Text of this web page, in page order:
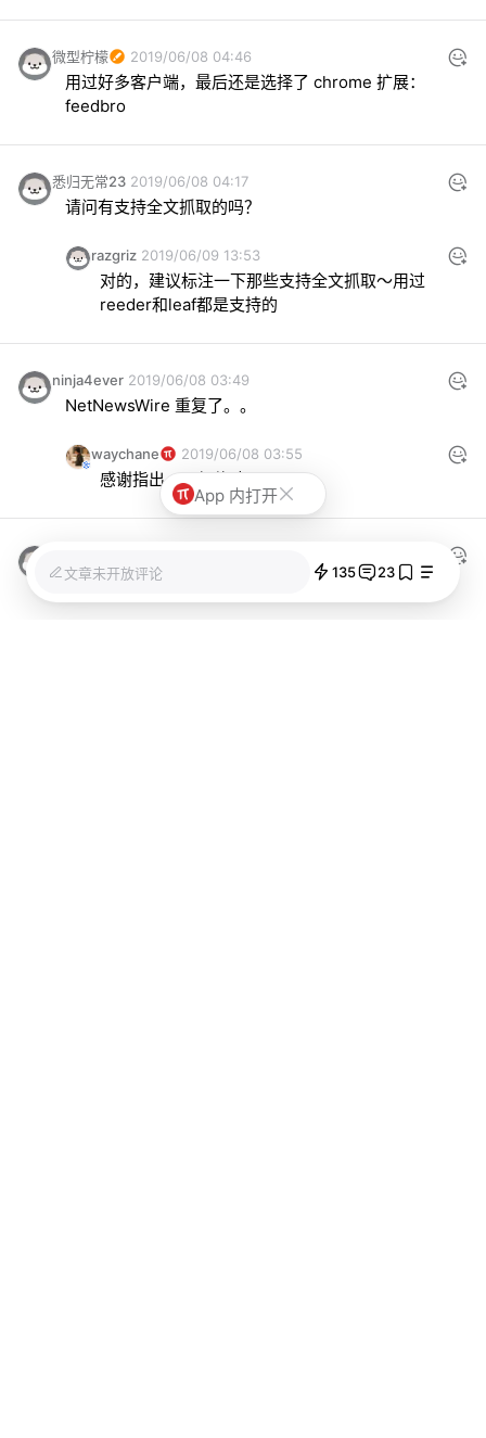
微型柠檬 2019/06/08 04:46
用过好多客户端，最后还是选择了 chrome 扩展：
feedbro
悉归无常23 2019/06/08 04:17
请问有支持全文抓取的吗？
razgriz 2019/06/09 13:53
对的，建议标注一下那些支持全文抓取～用过
reeder和leaf都是支持的
ninja4ever 2019/06/08 03:49
NetNewsWire 重复了。。
waychane 2019/06/08 03:55
感谢指出，已经修改。
ios上呢
文章未开放评论 135 23
App 内打开